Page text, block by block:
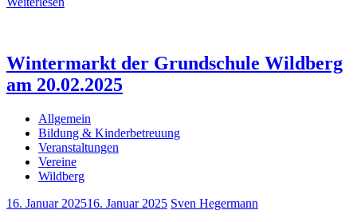
Wintermarkt der Grundschule Wildberg
am 20.02.2025
Allgemein
Bildung & Kinderbetreuung
Veranstaltungen
Vereine
Wildberg
16. Januar 202516. Januar 2025 Sven Hegermann